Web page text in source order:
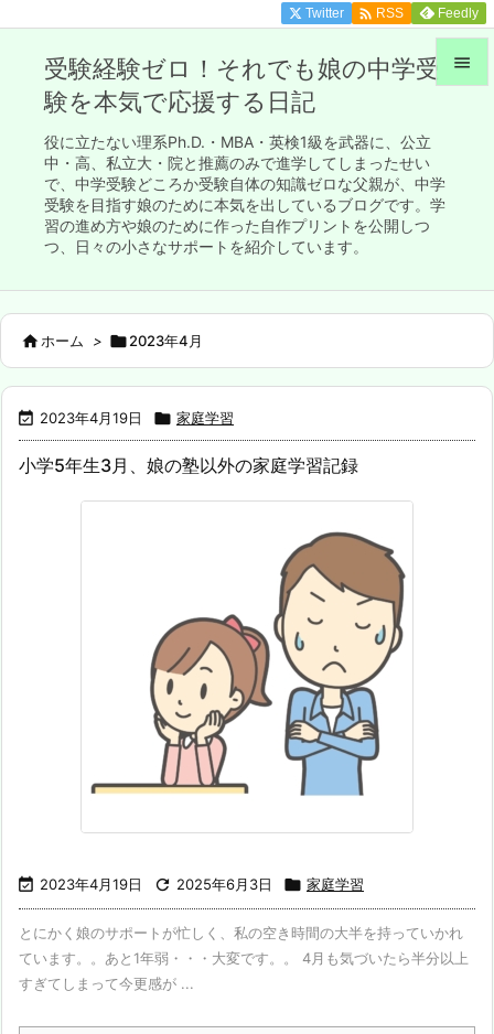
受験経験ゼロ！それでも娘の中学受
験を本気で応援する日記
役に立たない理系Ph.D.・MBA・英検1級を武器に、公立
中・高、私立大・院と推薦のみで進学してしまったせい
で、中学受験どころか受験自体の知識ゼロな父親が、中学
受験を目指す娘のために本気を出しているブログです。学
習の進め方や娘のために作った自作プリントを公開しつ
つ、日々の小さなサポートを紹介しています。

Twitter  RSS Feedly
ホーム > 2023年4月
 2023年4月19日  家庭学習
小学5年生3月、娘の塾以外の家庭学習記録
 2023年4月19日  2025年6月3日  家庭学習
とにかく娘のサポートが忙しく、私の空き時間の大半を持っていかれ
ています。。あと1年弱・・・大変です。。 4月も気づいたら半分以上
すぎてしまって今更感が ...